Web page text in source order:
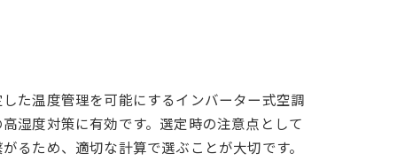
た温度管理を可能にするインバーター式空調
湿度対策に有効です。選定時の注意点として
ため、適切な計算で選ぶことが大切です。